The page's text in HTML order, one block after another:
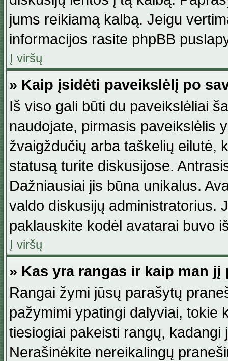
jums reikiamą kalbą. Jeigu
informacijos rasite phpBB
Į viršų
» Kaip įsidėti paveikslėlį po
Iš viso gali būti du paveikslėliai
naudojate, pirmasis paveikslėlis
žvaigždučių arba taškelių eilutė,
statusą turite diskusijose.
Dažniausiai jis būna unikalus.
valdo diskusijų administratorius.
paklauskite kodėl avatarai buvo
Į viršų
» Kas yra rangas ir kaip man jį
Rangai žymi jūsų parašytų
pažymimi ypatingi dalyviai, tokie
tiesiogiai pakeisti rangų,
Nerašinėkite nereikalingų